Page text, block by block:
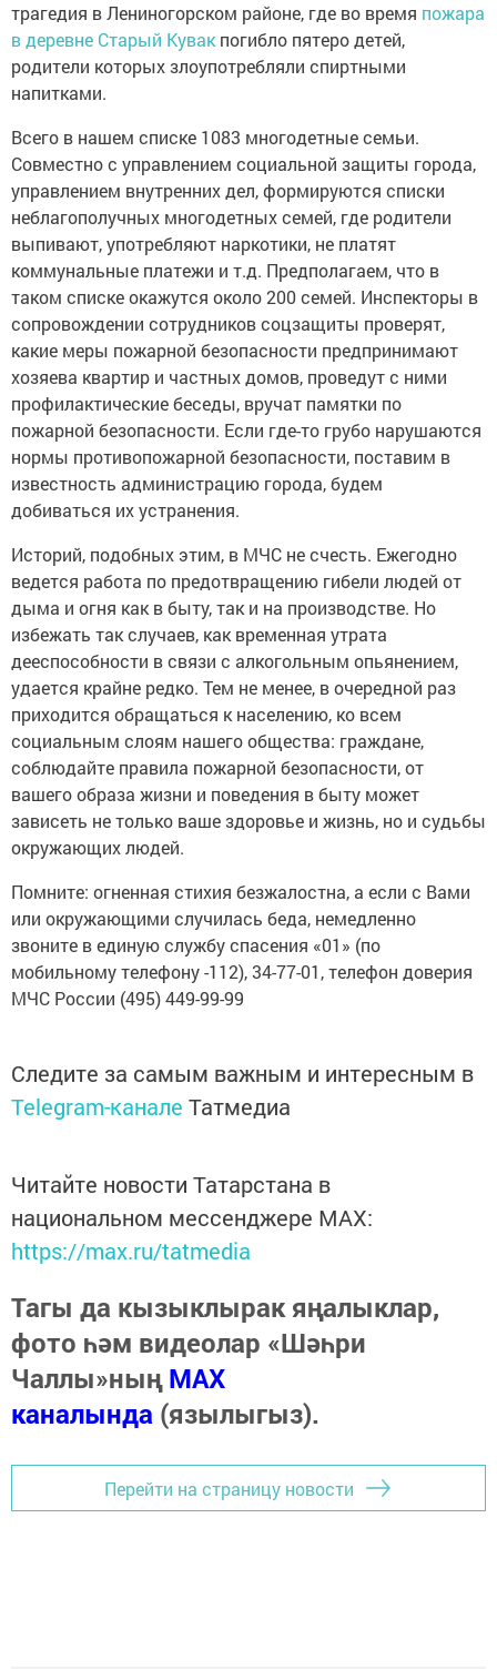
трагедия в Лениногорском районе, где во время пожара
в деревне Старый Кувакпогибло пятеро детей,
родители которых злоупотребляли спиртными
напитками.
Всего в нашем списке 1083 многодетные семьи.
Совместно с управлением социальной защиты города,
управлением внутренних дел, формируются списки
неблагополучных многодетных семей, где родители
выпивают, употребляют наркотики, не платят
коммунальные платежи и т.д. Предполагаем, что в
таком списке окажутся около 200 семей. Инспекторы в
сопровождении сотрудников соцзащиты проверят,
какие меры пожарной безопасности предпринимают
хозяева квартир и частных домов, проведут с ними
профилактические беседы, вручат памятки по
пожарной безопасности. Если где-то грубо нарушаются
нормы противопожарной безопасности, поставим в
известность администрацию города, будем
добиваться их устранения.
Историй, подобных этим, в МЧС не счесть. Ежегодно
ведется работа по предотвращению гибели людей от
дыма и огня как в быту, так и на производстве. Но
избежать так случаев, как временная утрата
дееспособности в связи с алкогольным опьянением,
удается крайне редко. Тем не менее, в очередной раз
приходится обращаться к населению, ко всем
социальным слоям нашего общества: граждане,
соблюдайте правила пожарной безопасности, от
вашего образа жизни и поведения в быту может
зависеть не только ваше здоровье и жизнь, но и судьбы
окружающих людей.
Помните: огненная стихия безжалостна, а если с Вами
или окружающими случилась беда, немедленно
звоните в единую службу спасения «01» (по
мобильному телефону -112), 34-77-01, телефон доверия
МЧС России (495) 449-99-99
Следите за самым важным и интересным в
Telegram-канале Татмедиа
Читайте новости Татарстана в
национальном мессенджере MАХ:
https://max.ru/tatmedia
Тагы да кызыклырак яңалыклар,
фото һәм видеолар «Шәһри
Чаллы»ныңMAX
каналында (язылыгыз).
Перейти на страницу новости